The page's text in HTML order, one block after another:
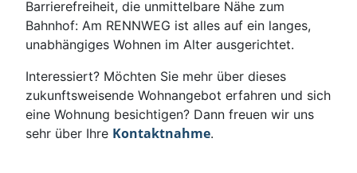
Barrierefreiheit, die unmittelbare Nähe zum
Bahnhof: Am RENNWEG ist alles auf ein langes,
unabhängiges Wohnen im Alter ausgerichtet.
Interessiert? Möchten Sie mehr über dieses
zukunftsweisende Wohnangebot erfahren und sich
eine Wohnung besichtigen? Dann freuen wir uns
sehr über Ihre Kontaktnahme.